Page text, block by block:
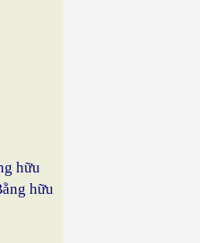
hữu
hữu